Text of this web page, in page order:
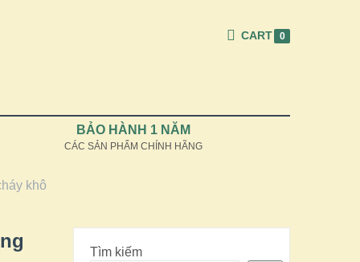
CART 0
BẢO HÀNH 1 NĂM
CÁC SẢN PHẨM CHÍNH HÃNG
khô
Tìm kiếm